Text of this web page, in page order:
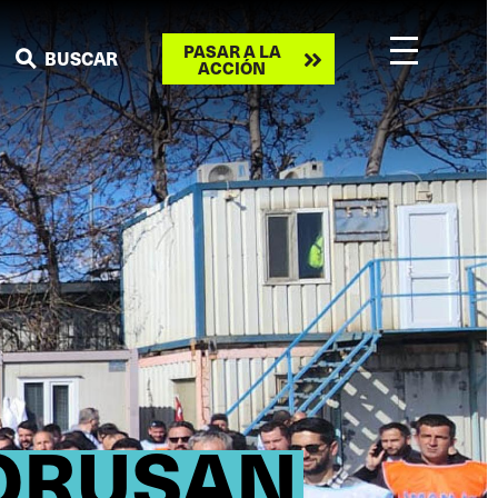
BUSCAR
Take
action
PASAR A LA
ACCIÓN